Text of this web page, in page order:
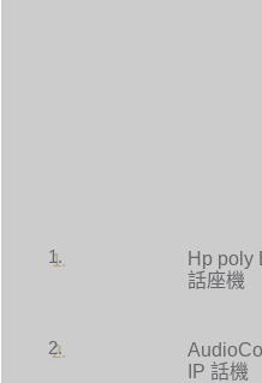
1.
Hp poly
話座機
2.
IP 話機